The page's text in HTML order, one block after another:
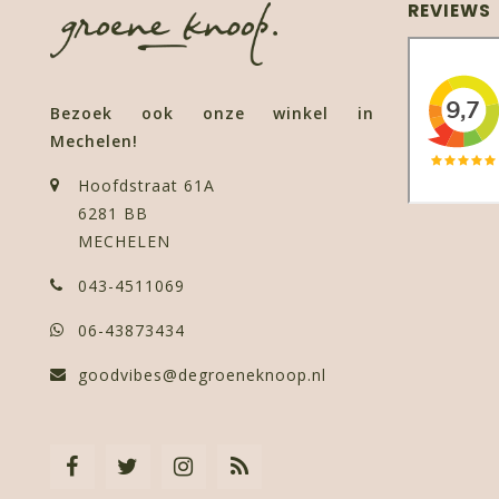
Bezoek ook onze winkel in
Mechelen!
Hoofdstraat 61A
6281 BB
MECHELEN
043-4511069
06-43873434
goodvibes@degroeneknoop.nl
REVIEWS